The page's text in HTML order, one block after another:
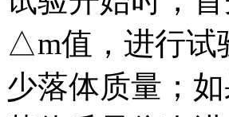
△m值，进行试
少落体质量；